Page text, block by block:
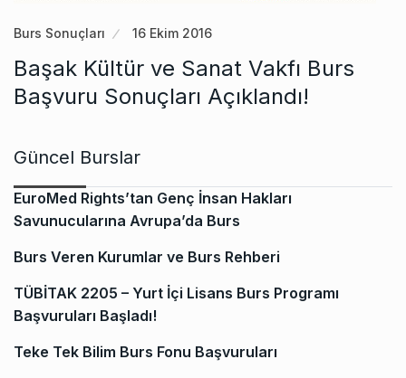
Burs Sonuçları 16 Ekim 2016
Başak Kültür ve Sanat Vakfı Burs
Başvuru Sonuçları Açıklandı!
Güncel Burslar
EuroMed Rights’tan Genç İnsan Hakları
Savunucularına Avrupa’da Burs
Burs Veren Kurumlar ve Burs Rehberi
TÜBİTAK 2205 – Yurt İçi Lisans Burs Programı
Başvuruları Başladı!
Teke Tek Bilim Burs Fonu Başvuruları